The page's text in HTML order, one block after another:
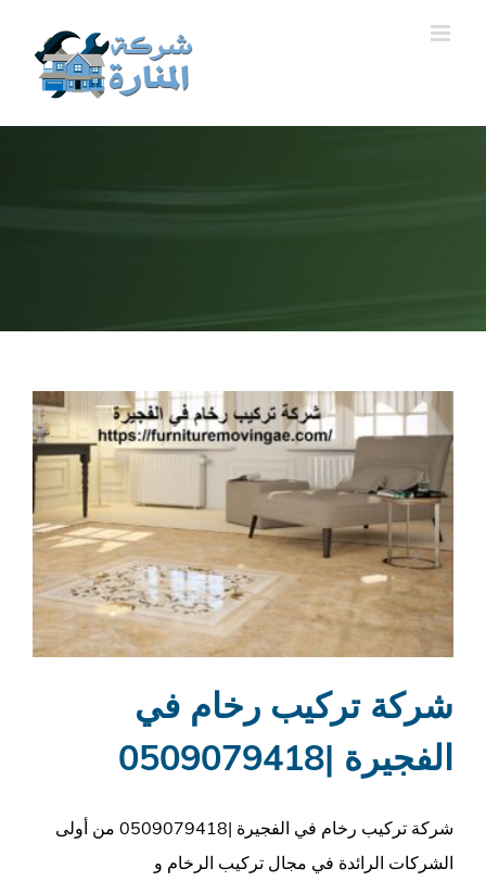
شركة تركيب رخام في
الفجيرة |0509079418
شركة تركيب رخام في الفجيرة |0509079418 من أولى
الشركات الرائدة في مجال تركيب الرخام و